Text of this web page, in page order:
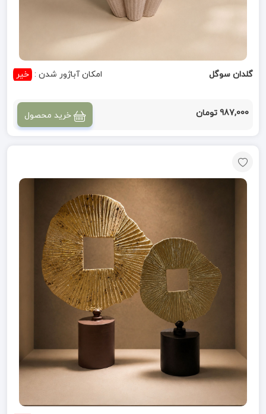
گلدان سوگل امکان آباژور شدن : خیر
987,000 تومان خرید محصول